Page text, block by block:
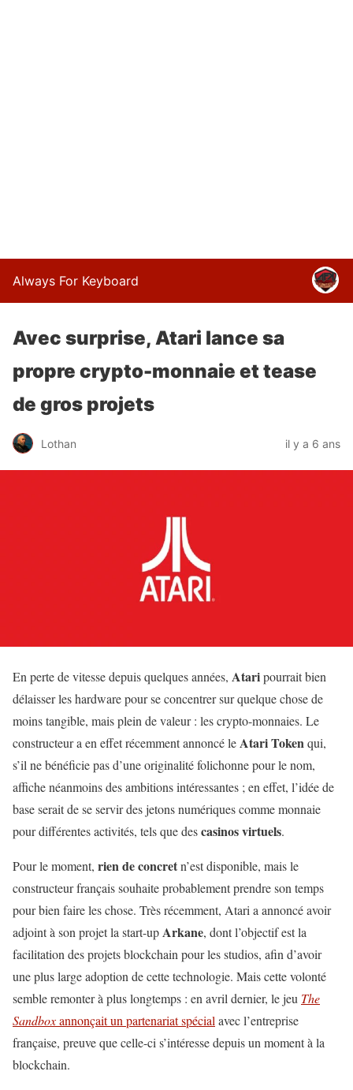
Always For Keyboard
Avec surprise, Atari lance sa
propre crypto-monnaie et tease
de gros projets
Lothan il y a 6 ans
En perte de vitesse depuis quelques années, Ataripourrait bien
délaisser les hardware pour se concentrer sur quelque chose de
moins tangible, mais plein de valeur : les crypto-monnaies. Le
constructeur a en effet récemment annoncé leAtari Tokenqui,
s’il ne bénéficie pas d’une originalité folichonne pour le nom,
affiche néanmoins des ambitions intéressantes ; en effet, l’idée de
base serait de se servir des jetons numériques comme monnaie
pour différentes activités, tels que descasinos virtuels.
Pour le moment, rien de concretn’est disponible, mais le
constructeur français souhaite probablement prendre son temps
pour bien faire les chose. Très récemment, Atari a annoncé avoir
adjoint à son projet la start-upArkane, dont l’objectif est la
facilitation des projets blockchain pour les studios, afin d’avoir
une plus large adoption de cette technologie. Mais cette volonté
semble remonter à plus longtemps : en avril dernier, le jeu The
Sandboxannonçait un partenariat spécial avec l’entreprise
française, preuve que celle-ci s’intéresse depuis un moment à la
blockchain.